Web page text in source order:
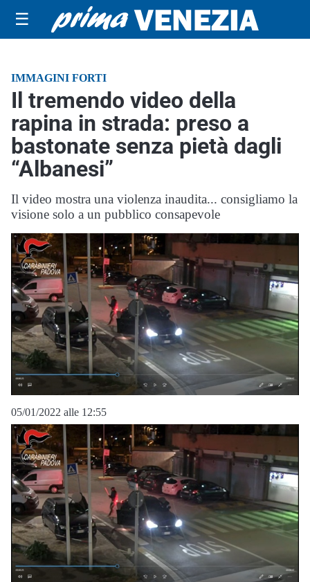
☰
IMMAGINI FORTI
Il tremendo video della
rapina in strada: preso a
bastonate senza pietà dagli
“Albanesi”
Il video mostra una violenza inaudita... consigliamo la
visione solo a un pubblico consapevole
05/01/2022 alle 12:55